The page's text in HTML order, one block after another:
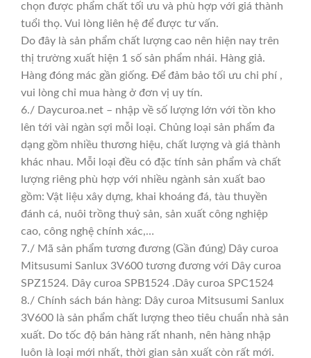
chọn được phẩm chất tối ưu và phù hợp với giá thành
tuổi thọ. Vui lòng liên hệ để được tư vấn.
Do đây là sản phẩm chất lượng cao nên hiện nay trên
thị trường xuất hiện 1 số sản phẩm nhái. Hàng giả.
Hàng đóng mác gần giống. Để đảm bảo tối ưu chi phí ,
vui lòng chỉ mua hàng ở đơn vị uy tín.
6./ Daycuroa.net – nhập về số lượng lớn với tồn kho
lên tới vài ngàn sợi mỗi loại. Chủng loại sản phẩm đa
dạng gồm nhiều thương hiệu, chất lượng và giá thành
khác nhau. Mỗi loại đều có đặc tính sản phẩm và chất
lượng riêng phù hợp với nhiều ngành sản xuất bao
gồm: Vật liệu xây dựng, khai khoáng đá, tàu thuyền
đánh cá, nuôi trồng thuỷ sản, sản xuất công nghiệp
cao, công nghệ chính xác,…
7./ Mã sản phẩm tương đương (Gần đúng) Dây curoa
Mitsusumi Sanlux 3V600 tương đương với Dây curoa
SPZ1524. Dây curoa SPB1524 .Dây curoa SPC1524
8./ Chính sách bán hàng: Dây curoa Mitsusumi Sanlux
3V600 là sản phẩm chất lượng theo tiêu chuẩn nhà sản
xuất. Do tốc độ bán hàng rất nhanh, nên hàng nhập
luôn là loại mới nhất, thời gian sản xuất còn rất mới.